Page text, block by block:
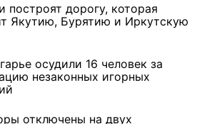
построят дорогу, которая
Якутию, Бурятию и Иркутскую
осудили 16 человек за
незаконных игорных
отключены на двух